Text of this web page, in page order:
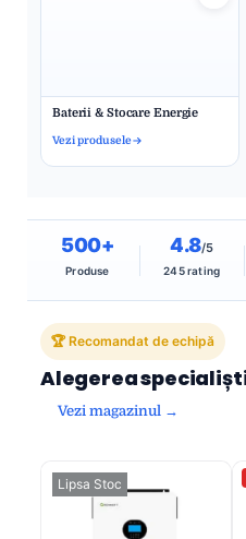
Baterii & Stocare Energie
Vezi produsele
500+
Produse
4.8/5
245 rating
🏆 Recomandat de echipă
Alegerea
Vezi magazinul →
Lipsa Stoc